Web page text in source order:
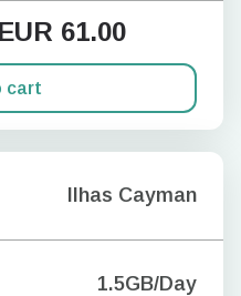
EUR 61.00
cart
Ilhas Cayman
1.5GB/Day